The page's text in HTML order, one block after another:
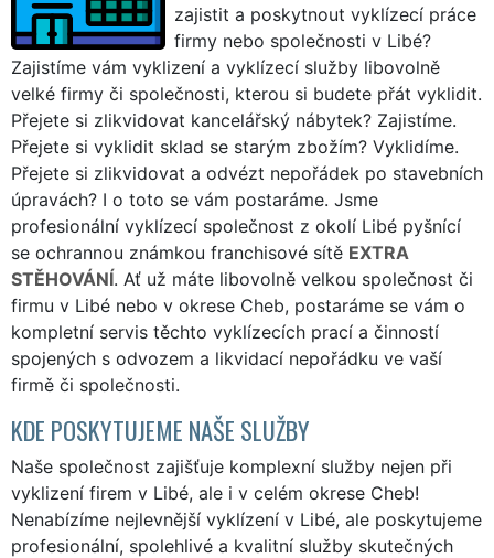
zajistit a poskytnout vyklízecí práce
firmy nebo společnosti v Libé?
Zajistíme vám vyklizení a vyklízecí služby libovolně
velké firmy či společnosti, kterou si budete přát vyklidit.
Přejete si zlikvidovat kancelářský nábytek? Zajistíme.
Přejete si vyklidit sklad se starým zbožím? Vyklidíme.
Přejete si zlikvidovat a odvézt nepořádek po stavebních
úpravách? I o toto se vám postaráme. Jsme
profesionální vyklízecí společnost z okolí Libé pyšnící
se ochrannou známkou franchisové sítě EXTRA
STĚHOVÁNÍ. Ať už máte libovolně velkou společnost či
firmu v Libé nebo v okrese Cheb, postaráme se vám o
kompletní servis těchto vyklízecích prací a činností
spojených s odvozem a likvidací nepořádku ve vaší
firmě či společnosti.
KDE POSKYTUJEME NAŠE SLUŽBY
Naše společnost zajišťuje komplexní služby nejen při
vyklizení firem v Libé, ale i v celém okrese Cheb!
Nenabízíme nejlevnější vyklízení v Libé, ale poskytujeme
profesionální, spolehlivé a kvalitní služby skutečných